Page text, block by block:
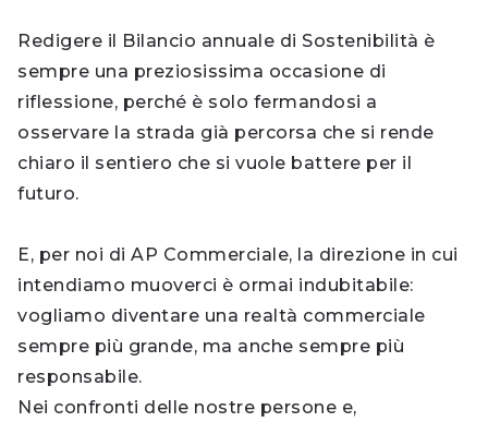
Redigere il Bilancio annuale di Sostenibilità è
sempre una preziosissima occasione di
riflessione, perché è solo fermandosi a
osservare la strada già percorsa che si rende
chiaro il sentiero che si vuole battere per il
futuro.
E, per noi di AP Commerciale, la direzione in cui
intendiamo muoverci è ormai indubitabile:
vogliamo diventare una realtà commerciale
sempre più grande, ma anche sempre più
responsabile.
Nei confronti delle nostre persone e,